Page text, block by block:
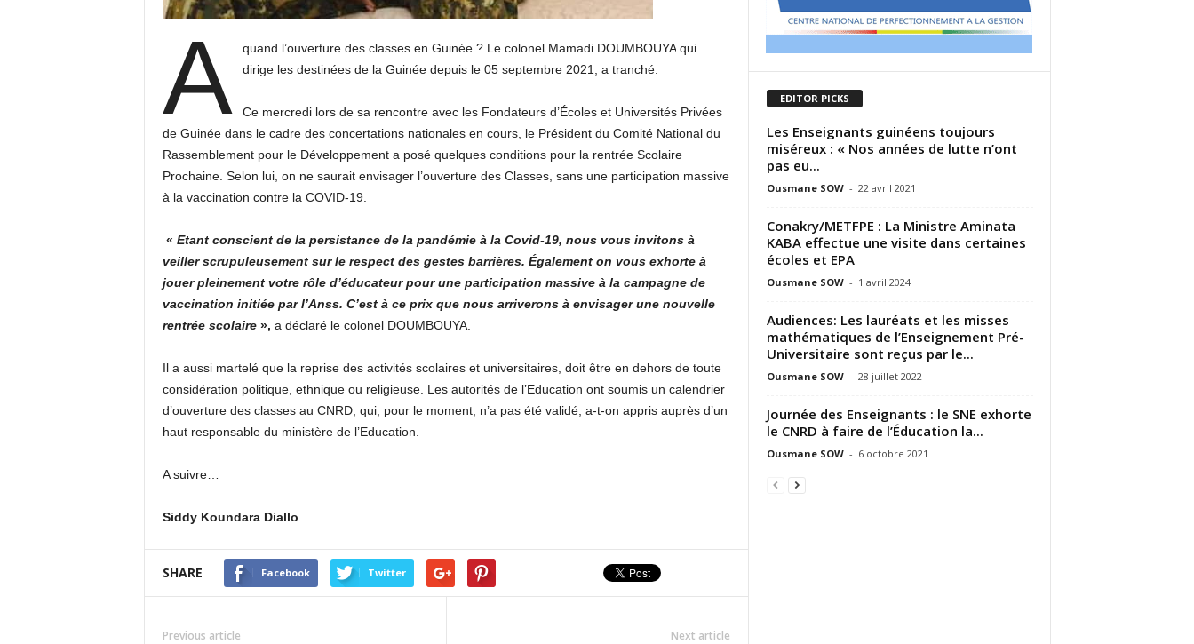
A quand l’ouverture des classes en Guinée ? Le colonel Mamadi DOUMBOUYA qui
dirige les destinées de la Guinée depuis le 05 septembre 2021, a tranché.
Ce mercredi lors de sa rencontre avec les Fondateurs d’Écoles et Universités Privées
de Guinée dans le cadre des concertations nationales en cours, le Président du Comité National du
Rassemblement pour le Développement a posé quelques conditions pour la rentrée Scolaire
Prochaine. Selon lui, on ne saurait envisager l’ouverture des Classes, sans une participation massive
à la vaccination contre la COVID-19.
« Etant conscient de la persistance de la pandémie à la Covid-19, nous vous invitons à
veiller scrupuleusement sur le respect des gestes barrières. Également on vous exhorte à
jouer pleinement votre rôle d’éducateur pour une participation massive à la campagne de
vaccination initiée par l’Anss. C’est à ce prix que nous arriverons à envisager une nouvelle
rentrée scolaire», a déclaré le colonel DOUMBOUYA.
Il a aussi martelé que la reprise des activités scolaires et universitaires, doit être en dehors de toute
considération politique, ethnique ou religieuse. Les autorités de l’Education ont soumis un calendrier
d’ouverture des classes au CNRD, qui, pour le moment, n’a pas été validé, a-t-on appris auprès d’un
haut responsable du ministère de l’Education.
A suivre…
Siddy Koundara Diallo
SHARE Facebook Twitter
Previous article Next article
EDITOR PICKS
Les Enseignants guinéens toujours
miséreux : « Nos années de lutte n’ont
pas eu...
Ousmane SOW - 22 avril 2021
Conakry/METFPE : La Ministre Aminata
KABA effectue une visite dans certaines
écoles et EPA
Ousmane SOW - 1 avril 2024
Audiences: Les lauréats et les misses
mathématiques de l’Enseignement Pré-
Universitaire sont reçus par le...
Ousmane SOW - 28 juillet 2022
Journée des Enseignants : le SNE exhorte
le CNRD à faire de l’Éducation la...
Ousmane SOW - 6 octobre 2021